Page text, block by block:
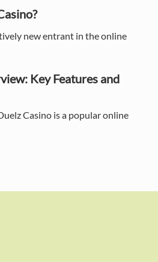
new entrant in the online
Key Features and
Casino is a popular online